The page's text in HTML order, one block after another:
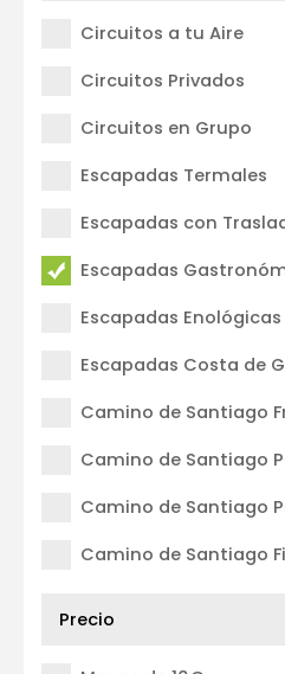
Circuitos a tu Aire
Circuitos Privados
Circuitos en Grupo
Escapadas Termales
Escapadas con
Escapadas
Escapadas Enológicas
Escapadas Costa de
Camino de Santiago
Camino de Santiago
Camino de Santiago
Camino de Santiago
Precio